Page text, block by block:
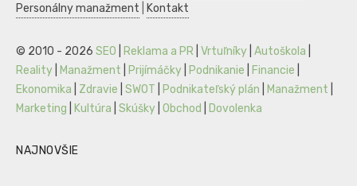
Personálny manažment
Kontakt
© 2010 - 2026 SEO Reklama a PR Vrtuľníky Autoškola
Reality
Manažment Prijímáčky Podnikanie Financie
Ekonomika
Zdravie SWOT Podnikateľský plán Manažment
Marketing
Kultúra Skúšky Obchod Dovolenka
NAJNOVŠIE